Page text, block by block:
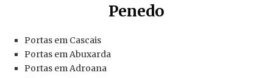
Penedo
Portas em Cascais
Portas em Abuxarda
Portas em Adroana